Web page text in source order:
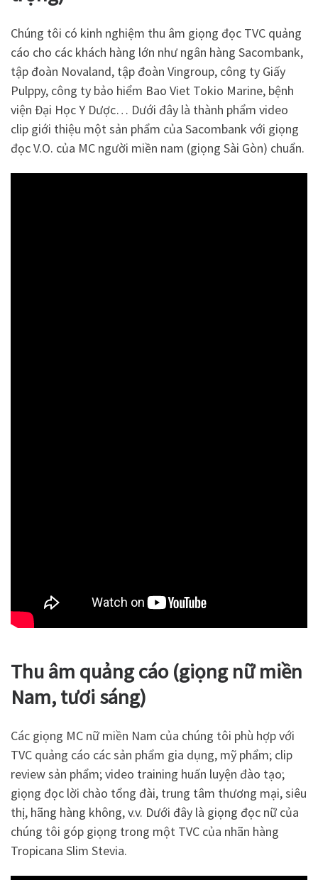
Chúng tôi có kinh nghiệm thu âm giọng đọc TVC quảng
cáo cho các khách hàng lớn như ngân hàng Sacombank,
tập đoàn Novaland, tập đoàn Vingroup, công ty Giấy
Pulppy, công ty bảo hiểm Bao Viet Tokio Marine, bệnh
viện Đại Học Y Dược… Dưới đây là thành phẩm video
clip giới thiệu một sản phẩm của Sacombank với giọng
đọc V.O. của MC người miền nam (giọng Sài Gòn) chuẩn.
Thu âm quảng cáo (giọng nữ miền
Nam, tươi sáng)
Các giọng MC nữ miền Nam của chúng tôi phù hợp với
TVC quảng cáo các sản phẩm gia dụng, mỹ phẩm; clip
review sản phẩm; video training huấn luyện đào tạo;
giọng đọc lời chào tổng đài, trung tâm thương mại, siêu
thị, hãng hàng không, v.v. Dưới đây là giọng đọc nữ của
chúng tôi góp giọng trong một TVC của nhãn hàng
Tropicana Slim Stevia.